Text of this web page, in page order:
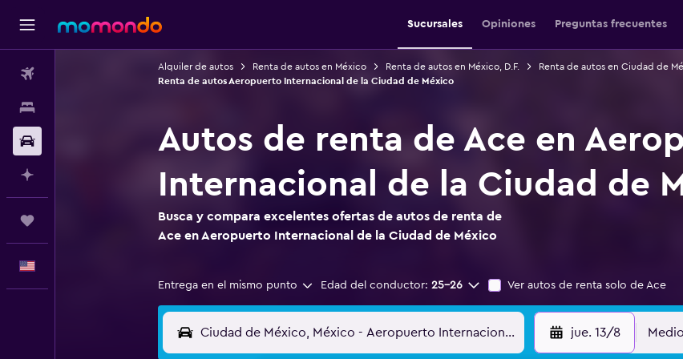
Sucursales Opiniones Preguntas frecuentes
Alquiler de autos Renta de autos en México Renta de autos en México, D.F.
Renta de autos en Ciudad de
Renta de autos Aeropuerto Internacional de la Ciudad de México
Autos de renta de Ace en
Internacional de la Ciudad de
Busca y compara excelentes ofertas de autos de renta de
Ace en Aeropuerto Internacional de la Ciudad de México
Entrega en el mismo punto Edad del conductor: 25-26 Ver autos de renta solo de Ace
jue. 13/8